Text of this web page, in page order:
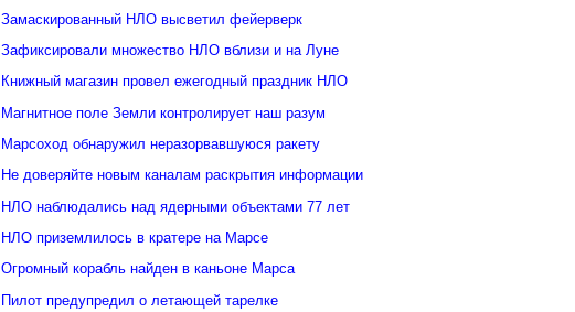
Замаскированный НЛО высветил фейерверк
Зафиксировали множество НЛО вблизи и на Луне
Книжный магазин провел ежегодный праздник НЛО
Магнитное поле Земли контролирует наш разум
Марсоход обнаружил неразорвавшуюся ракету
Не доверяйте новым каналам раскрытия информации
НЛО наблюдались над ядерными объектами 77 лет
НЛО приземлилось в кратере на Марсе
Огромный корабль найден в каньоне Марса
Пилот предупредил о летающей тарелке